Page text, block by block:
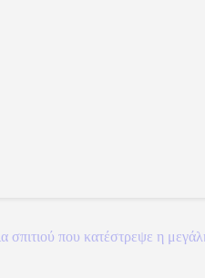
σπιτιού που κατέστρεψε η